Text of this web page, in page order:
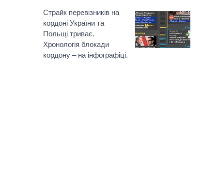
ДАЙДЖЕСТИ
ВЕРХОВНА РАДА
КАБІНЕТ МІНІСТРІВ
ГОЛОВИ ОБЛАДМІНІСТРАЦІЙ
МЕРИ МІСТ
ВІДЕО
ПІДТРИМАТИ
ПОРІВНЯННЯ ПОЛІТИКІВ
Страйк перевізників на
кордоні України та
Польщі триває.
Хронологія блокади
кордону – на інфографіці.